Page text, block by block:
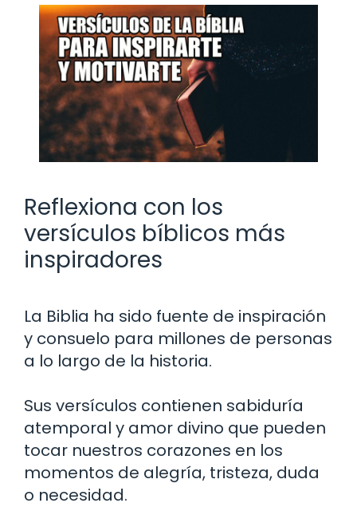
Reflexiona con los
versículos bíblicos más
inspiradores
La Biblia ha sido fuente de inspiración
y consuelo para millones de personas
a lo largo de la historia.
Sus versículos contienen sabiduría
atemporal y amor divino que pueden
tocar nuestros corazones en los
momentos de alegría, tristeza, duda
o necesidad.